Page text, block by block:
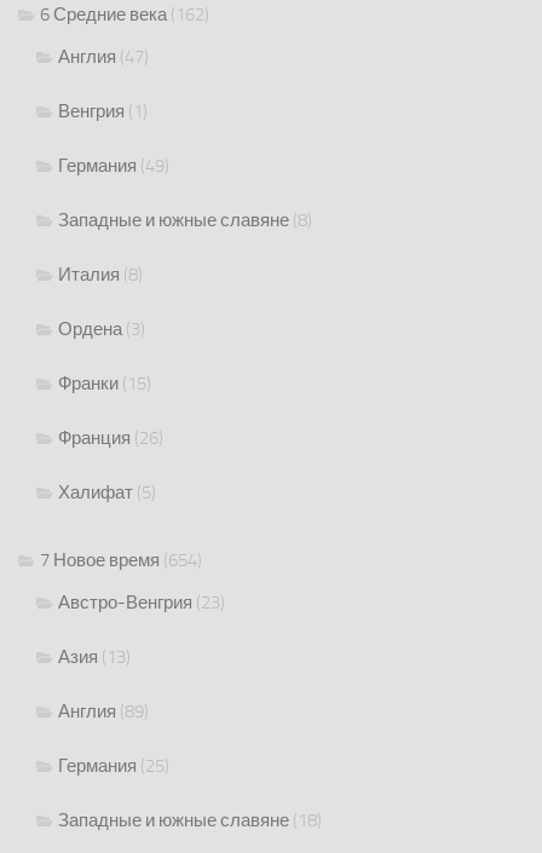
6 Средние века(162)
Англия (47)
Венгрия (1)
Германия (49)
Западные и южные славяне (8)
Италия (8)
Ордена(3)
Франки (15)
Франция (26)
Халифат (5)
7 Новое время (654)
Австро-Венгрия (23)
Азия (13)
Англия (89)
Германия (25)
Западные и южные славяне (18)